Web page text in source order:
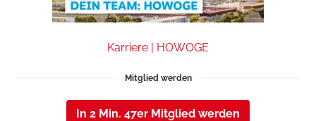
Karriere | HOWOGE
Mitglied werden
In 2 Min. 47er Mitglied werden